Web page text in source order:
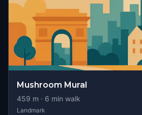
Mushroom Mural
459 m · 6 min walk
Landmark